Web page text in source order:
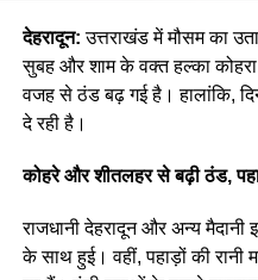
देहरादून: उत्तराखंड में मौसम का
सुबह और शाम के वक्त हल्का कोहरा
वजह से ठंड बढ़ गई है। हालांकि,
दे रही है।
कोहरे और शीतलहर से बढ़ी ठंड,
राजधानी देहरादून और अन्य
के साथ हुई। वहीं, पहाड़ों की रानी